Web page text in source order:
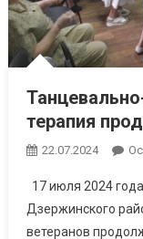
терапия
22.07.2024
17 июля 2024
Дзержинского
ветеранов